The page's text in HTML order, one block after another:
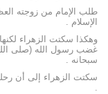
طلب الإمام من زوجته
الإسلام .
وهكذا سكتت الزهراء
غضب رسول الله (صلى
سبحانه .
سكتت الزهراء إلى أن
.